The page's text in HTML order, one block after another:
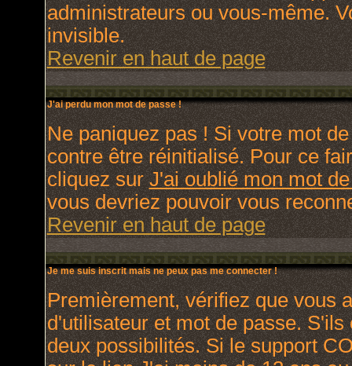
administrateurs ou vous-même.
invisible.
Revenir en haut de page
J'ai perdu mon mot de passe !
Ne paniquez pas ! Si votre mot
contre être réinitialisé. Pour ce
cliquez surJ'ai oublié mon mot
vous devriez pouvoir vous
Revenir en haut de page
Je me suis inscrit mais ne peux pas me connecter !
Premièrement, vérifiez que vous
d'utilisateur et mot de passe.
deux possibilités. Si le support